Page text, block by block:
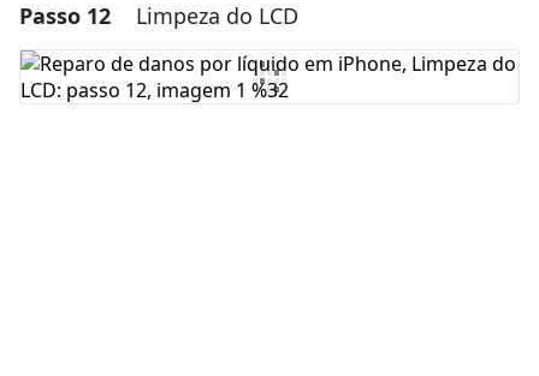
Adicionar um comentário
Comentar
Passo 12 Limpeza do LCD